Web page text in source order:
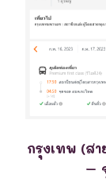
กรุงเทพ (ส
–